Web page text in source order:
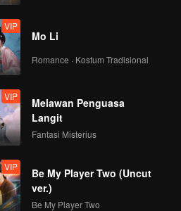
VIP
Mo Li
Romance · Kostum Tradisional
VIP
Melawan Penguasa
Langit
Fantasi Misterius
VIP
Be My Player Two (Uncut
ver.)
Be My Player Two